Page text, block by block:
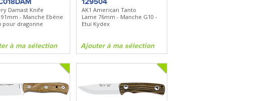
Damast Knife
- Manche Ebène
pour dragonne
à ma sélection
AK1 American Tanto
Lame 76mm - Manche G10 -
Etui Kydex
Ajouter à ma sélection